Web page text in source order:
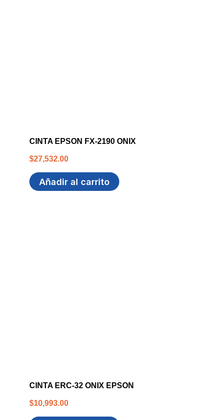
CINTA EPSON FX-2190 ONIX
$27,532.00
Añadir al carrito
CINTA ERC-32 ONIX EPSON
$10,993.00